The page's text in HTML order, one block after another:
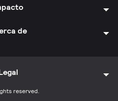
de
reserved.